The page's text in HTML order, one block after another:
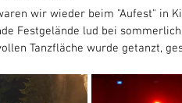
wir wieder beim "Aufest" in
Festgelände lud bei
Tanzfläche wurde getanzt,